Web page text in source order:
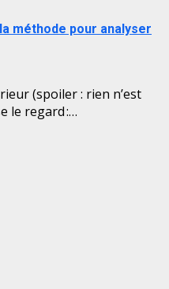
méthode pour analyser
(spoiler : rien n’est
le regard :…